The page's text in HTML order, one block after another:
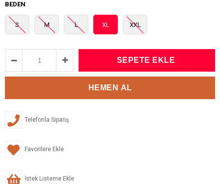
BEDEN
S M L XL XXL
Telefonla Sipariş
Favorilere Ekle
İstek Listeme Ekle